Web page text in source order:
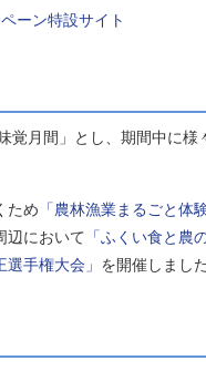
ーン特設サイト
月間」とし、期間中に
ため 「農林漁業まるごと体
辺において 「ふくい食と農
手権大会」 を開催しました